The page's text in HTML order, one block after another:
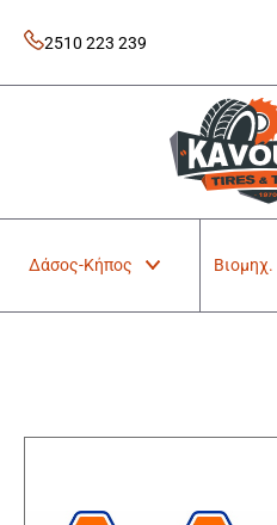
content
2510 223 239
Kavoukis Tools
Tires & Tools
Δάσος-Κήπος Βιομηχ.